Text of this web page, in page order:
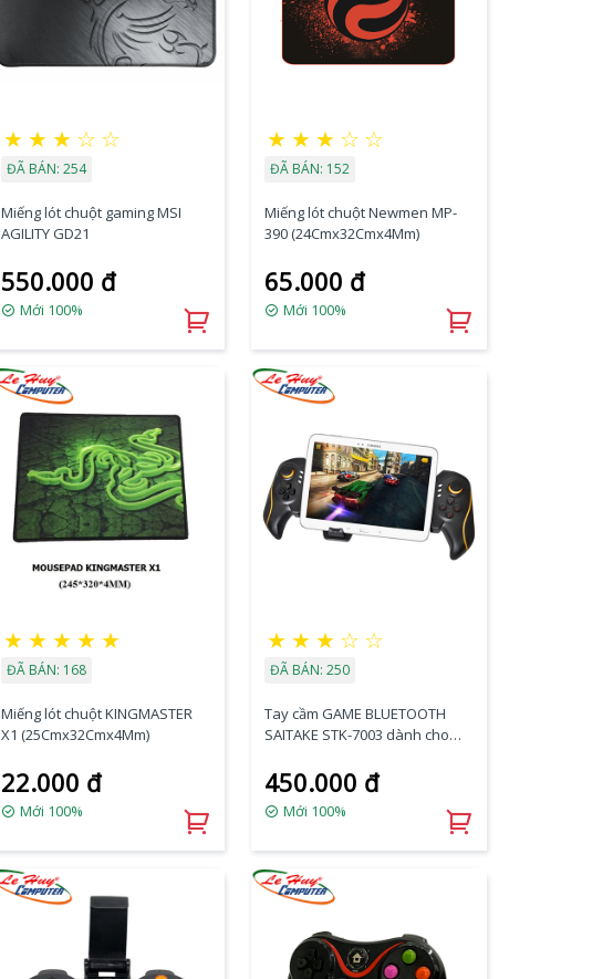
★ ★ ★ ☆ ☆
ĐÃ BÁN: 254
Miếng lót chuột gaming MSI
AGILITY GD21
550.000 đ
Mới 100%
★ ★ ★ ☆ ☆
ĐÃ BÁN: 152
Miếng lót chuột Newmen MP-
390 (24Cmx32Cmx4Mm)
65.000 đ
Mới 100%
★ ★ ★ ★ ★
ĐÃ BÁN: 168
Miếng lót chuột KINGMASTER
X1 (25Cmx32Cmx4Mm)
22.000 đ
Mới 100%
★ ★ ★ ☆ ☆
ĐÃ BÁN: 250
Tay cầm GAME BLUETOOTH
SAITAKE STK-7003 dành cho
450.000 đ
Mới 100%